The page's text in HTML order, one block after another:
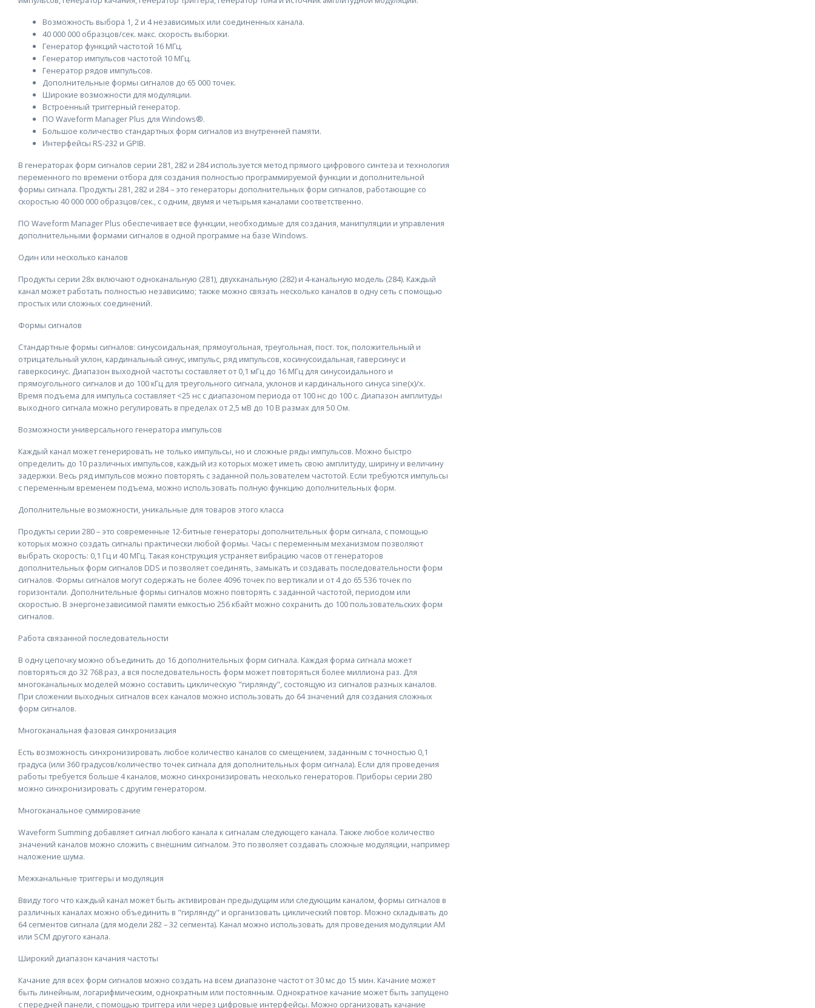
Возможность выбора 1, 2 и 4 независимых или соединенных канала.
40 000 000 образцов/сек. макс. скорость выборки.
Генератор функций частотой 16 МГц.
Генератор импульсов частотой 10 МГц.
Генератор рядов импульсов.
Дополнительные формы сигналов до 65 000 точек.
Широкие возможности для модуляции.
Встроенный триггерный генератор.
ПО Waveform Manager Plus для Windows®.
Большое количество стандартных форм сигналов из внутренней памяти.
Интерфейсы RS-232 и GPIB.
В генераторах форм сигналов серии 281, 282 и 284 используется метод прямого цифрового синтеза и технология
переменного по времени отбора для создания полностью программируемой функции и дополнительной
формы сигнала. Продукты 281, 282 и 284 – это генераторы дополнительных форм сигналов, работающие со
скоростью 40 000 000 образцов/сек., с одним, двумя и четырьмя каналами соответственно.
ПО Waveform Manager Plus обеспечивает все функции, необходимые для создания, манипуляции и управления
дополнительными формами сигналов в одной программе на базе Windows.
Один или несколько каналов
Продукты серии 28x включают одноканальную (281), двухканальную (282) и 4-канальную модель (284). Каждый
канал может работать полностью независимо; также можно связать несколько каналов в одну сеть с помощью
простых или сложных соединений.
Формы сигналов
Стандартные формы сигналов: синусоидальная, прямоугольная, треугольная, пост. ток, положительный и
отрицательный уклон, кардинальный синус, импульс, ряд импульсов, косинусоидальная, гаверсинус и
гаверкосинус. Диапазон выходной частоты составляет от 0,1 мГц до 16 МГц для синусоидального и
прямоугольного сигналов и до 100 кГц для треугольного сигнала, уклонов и кардинального синуса sine(x)/x.
Время подъема для импульса составляет <25 нс с диапазоном периода от 100 нс до 100 с. Диапазон амплитуды
выходного сигнала можно регулировать в пределах от 2,5 мВ до 10 В размах для 50 Ом.
Возможности универсального генератора импульсов
Каждый канал может генерировать не только импульсы, но и сложные ряды импульсов. Можно быстро
определить до 10 различных импульсов, каждый из которых может иметь свою амплитуду, ширину и величину
задержки. Весь ряд импульсов можно повторять с заданной пользователем частотой. Если требуются импульсы
с переменным временем подъема, можно использовать полную функцию дополнительных форм.
Дополнительные возможности, уникальные для товаров этого класса
Продукты серии 280 – это современные 12-битные генераторы дополнительных форм сигнала, с помощью
которых можно создать сигналы практически любой формы. Часы с переменным механизмом позволяют
выбрать скорость: 0,1 Гц и 40 МГц. Такая конструкция устраняет вибрацию часов от генераторов
дополнительных форм сигналов DDS и позволяет соединять, замыкать и создавать последовательности форм
сигналов. Формы сигналов могут содержать не более 4096 точек по вертикали и от 4 до 65 536 точек по
горизонтали. Дополнительные формы сигналов можно повторять с заданной частотой, периодом или
скоростью. В энергонезависимой памяти емкостью 256 кбайт можно сохранить до 100 пользовательских форм
сигналов.
Работа связанной последовательности
В одну цепочку можно объединить до 16 дополнительных форм сигнала. Каждая форма сигнала может
повторяться до 32 768 раз, а вся последовательность форм может повторяться более миллиона раз. Для
многоканальных моделей можно составить циклическую "гирлянду", состоящую из сигналов разных каналов.
При сложении выходных сигналов всех каналов можно использовать до 64 значений для создания сложных
форм сигналов.
Многоканальная фазовая синхронизация
Есть возможность синхронизировать любое количество каналов со смещением, заданным с точностью 0,1
градуса (или 360 градусов/количество точек сигнала для дополнительных форм сигнала). Если для проведения
работы требуется больше 4 каналов, можно синхронизировать несколько генераторов. Приборы серии 280
можно синхронизировать с другим генератором.
Многоканальное суммирование
Waveform Summing добавляет сигнал любого канала к сигналам следующего канала. Также любое количество
значений каналов можно сложить с внешним сигналом. Это позволяет создавать сложные модуляции, например
наложение шума.
Межканальные триггеры и модуляция
Ввиду того что каждый канал может быть активирован предыдущим или следующим каналом, формы сигналов в
различных каналах можно объединить в "гирлянду" и организовать циклический повтор. Можно складывать до
64 сегментов сигнала (для модели 282 – 32 сегмента). Канал можно использовать для проведения модуляции AM
или SCM другого канала.
Широкий диапазон качания частоты
Качание для всех форм сигналов можно создать на всем диапазоне частот от 30 мс до 15 мин. Качание может
быть линейным, логарифмическим, однократным или постоянным. Однократное качание может быть запущено
с передней панели, с помощью триггера или через цифровые интерфейсы. Можно организовать качание